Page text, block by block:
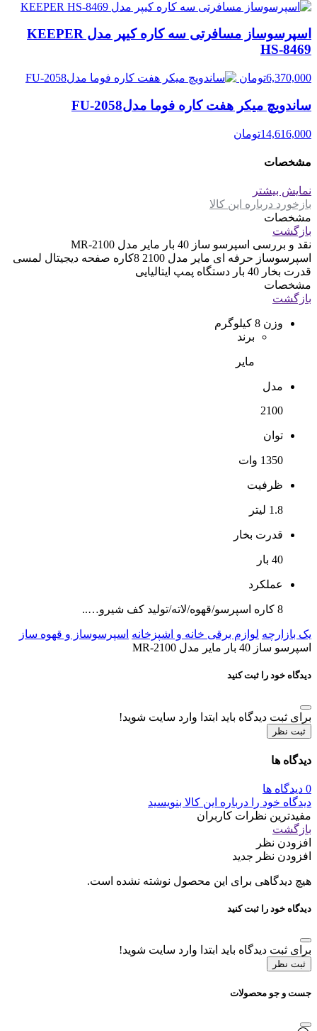
اسپرسوساز مسافرتی سه کاره کیپر مدل KEEPER
HS-8469
6,370,000تومان
ساندویچ میکر هفت کاره فوما مدلFU-2058
14,616,000تومان
مشخصات
نمایش بیشتر
بازخورد درباره این کالا
مشخصات
بازگشت
نقد و بررسی اسپرسو ساز 40 بار مایر مدل MR-2100
اسپرسوساز حرفه ای مایر مدل 2100 8کاره صفحه دیجیتال لمسی
قدرت بخار 40 بار دستگاه پمپ ایتالیایی
مشخصات
بازگشت
وزن 8 کیلوگرم
برند
مایر
مدل
2100
توان
1350 وات
ظرفیت
1.8 لیتر
قدرت بخار
40 بار
عملکرد
8 کاره اسپرسو/قهوه/لاته/تولید کف شیرو…..
یک بازارچه لوازم برقی خانه و اشپزخانه اسپرسوساز و قهوه ساز
اسپرسو ساز 40 بار مایر مدل MR-2100
دیدگاه خود را ثبت کنید
برای ثبت دیدگاه باید ابتدا وارد سایت شوید!
ثبت نظر
دیدگاه ها
0 دیدگاه ها
دیدگاه خود را درباره این کالا بنویسید
مفیدترین نظرات کاربران
بازگشت
افزودن نظر
افزودن نظر جدید
هیچ دیدگاهی برای این محصول نوشته نشده است.
دیدگاه خود را ثبت کنید
برای ثبت دیدگاه باید ابتدا وارد سایت شوید!
ثبت نظر
جست و جو محصولات